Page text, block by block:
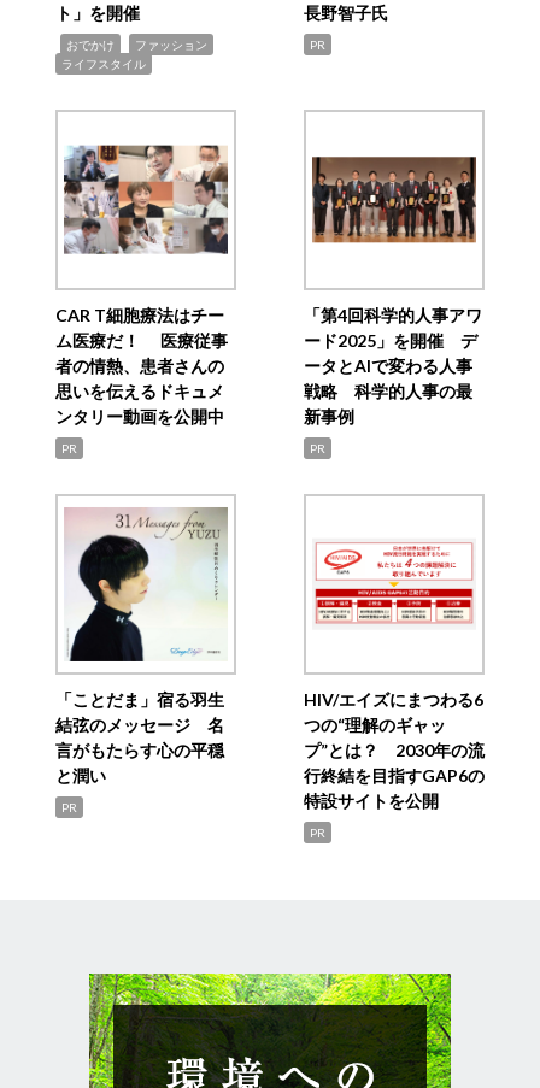
ト」を開催
おでかけ ファッション
ライフスタイル
長野智子氏
PR
CAR T細胞療法はチー
ム医療だ！ 医療従事
者の情熱、患者さんの
思いを伝えるドキュメ
ンタリー動画を公開中
PR
「第4回科学的人事アワ
ード2025」を開催 デ
ータとAIで変わる人事
戦略 科学的人事の最
新事例
PR
「ことだま」宿る羽生
結弦のメッセージ 名
言がもたらす心の平穏
と潤い
PR
HIV/エイズにまつわる6
つの“理解のギャッ
プ”とは？ 2030年の流
行終結を目指すGAP6の
特設サイトを公開
PR